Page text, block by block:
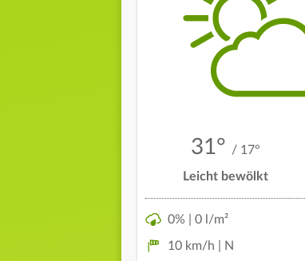
31° / 17°
Leicht bewölkt
0% | 0 l/m²
10 km/h | N